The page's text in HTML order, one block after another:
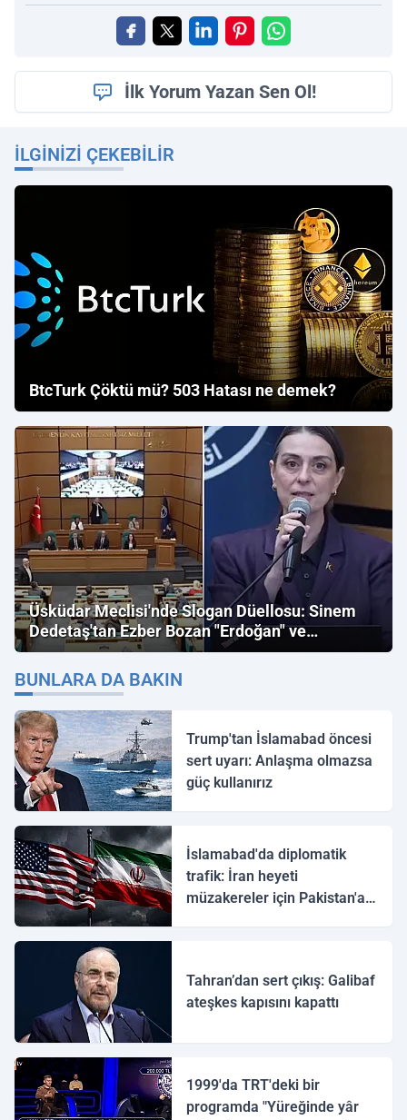
İlk Yorum Yazan Sen Ol!
İLGINIZI ÇEKEBILIR
BtcTurk Çöktü mü? 503 Hatası ne demek?
Üsküdar Meclisi'nde Slogan Düellosu: Sinem
Dedetaş'tan Ezber Bozan "Erdoğan" ve
"İmamoğlu" Çıkışı!
BUNLARA DA BAKIN
Trump'tan İslamabad öncesi
sert uyarı: Anlaşma olmazsa
güç kullanırız
İslamabad'da diplomatik
trafik: İran heyeti
müzakereler için Pakistan'a
Tahran’dan sert çıkış: Galibaf
ateşkes kapısını kapattı
1999'da TRT'deki bir
programda "Yüreğinde yâr